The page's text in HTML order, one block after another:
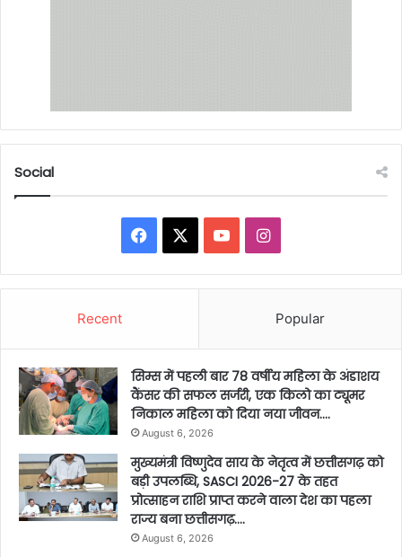
Social
Facebook YouTubeInstagram
Recent Popular
सिम्स में पहली बार 78 वर्षीय महिला के अंडाशय
कैंसर की सफल सर्जरी, एक किलो का ट्यूमर
निकाल महिला को दिया नया जीवन….
August 6, 2026
मुख्यमंत्री विष्णुदेव साय के नेतृत्व में छत्तीसगढ़ को
बड़ी उपलब्धि, SASCI 2026-27 के तहत
प्रोत्साहन राशि प्राप्त करने वाला देश का पहला
राज्य बना छत्तीसगढ़….
August 6, 2026